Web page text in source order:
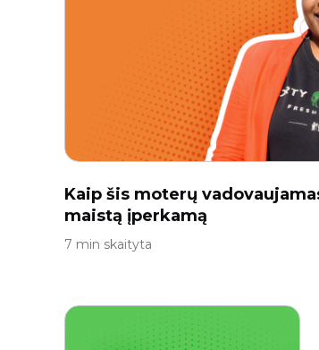
Kaip šis moterų
maistą įperkamą
7 min skaityta